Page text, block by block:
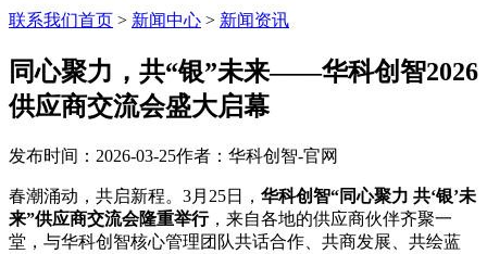
联系我们首页 > 新闻中心 > 新闻资讯
同心聚力，共“银”未来——华科创智2026
供应商交流会盛大启幕
发布时间：2026-03-25作者：华科创智-官网
春潮涌动，共启新程。3月25日， 华科创智“同心聚力 共‘银’未
来”供应商交流会隆重举行，来自各地的供应商伙伴齐聚一
堂，与华科创智核心管理团队共话合作、共商发展、共绘蓝